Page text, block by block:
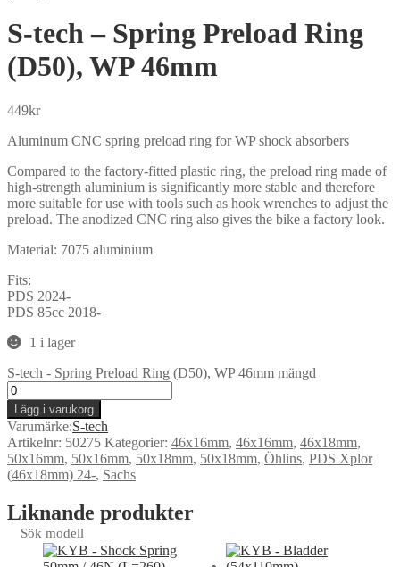
S-tech – Spring Preload Ring
(D50), WP 46mm
449kr
Aluminum CNC spring preload ring for WP shock absorbers
Compared to the factory-fitted plastic ring, the preload ring made of
high-strength aluminium is significantly more stable and therefore
more suitable for use with tools such as hook wrenches to adjust the
preload. The anodized CNC ring also gives the bike a factory look.
Material: 7075 aluminium
Fits:
PDS 2024-
PDS 85cc 2018-
1 i lager
S-tech - Spring Preload Ring (D50), WP 46mm mängd
Lägg i varukorg
Varumärke:S-tech
Artikelnr: 50275 Kategorier: 46x16mm, 46x16mm, 46x18mm,
50x16mm, 50x16mm, 50x18mm, 50x18mm, Öhlins, PDS Xplor
(46x18mm) 24-, Sachs
Liknande produkter
Sök modell